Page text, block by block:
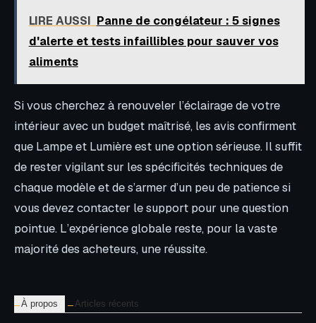
LIRE AUSSI Panne de congélateur : 5 signes
d'alerte et tests infaillibles pour sauver vos
aliments
Si vous cherchez à renouveler l’éclairage de votre
intérieur avec un budget maîtrisé, les avis confirment
que Lampe et Lumière est une option sérieuse. Il suffit
de rester vigilant sur les spécificités techniques de
chaque modèle et de s’armer d’un peu de patience si
vous devez contacter le support pour une question
pointue. L’expérience globale reste, pour la vaste
majorité des acheteurs, une réussite.
À propos Articles récents